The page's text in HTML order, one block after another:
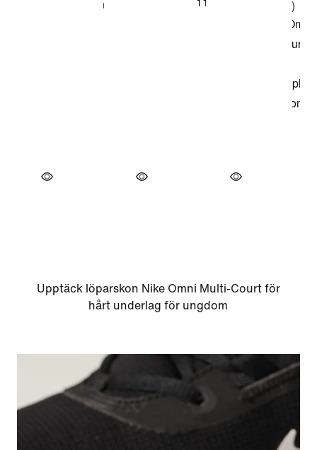
Upptäck löparskon Nike Omni Multi-Court för
hårt underlag för ungdom